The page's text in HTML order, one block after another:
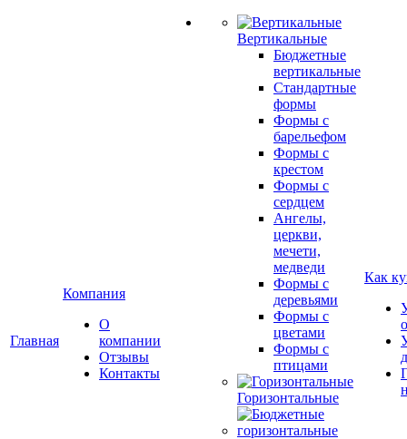
Главная
Компания
О
компании
Отзывы
Контакты
Вертикальные
Бюджетные
вертикальные
Стандартные
формы
Формы с
барельефом
Формы с
крестом
Формы с
сердцем
Ангелы,
церкви,
мечети,
медведи
Формы с
деревьями
Формы с
цветами
Формы с
птицами
Горизонтальные
Как